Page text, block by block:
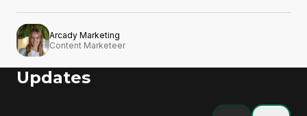
Arcady Marketing
Content Marketeer
Updates